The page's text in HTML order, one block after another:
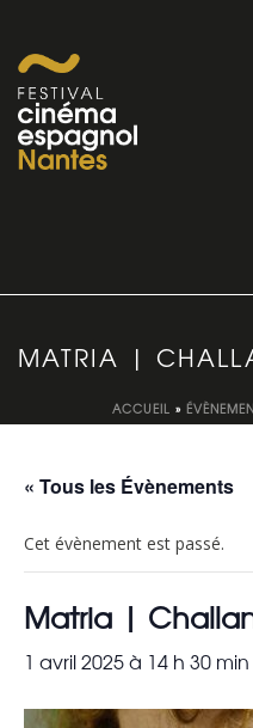
MATRIA |
ACCUEIL »
« Tous les Évènements
Cet évènement est passé.
Matria |
1 avril 2025 à 14 h 30 min